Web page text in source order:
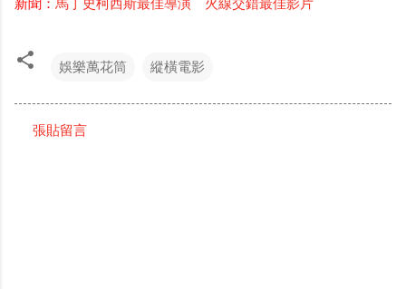
娛樂萬花筒 縱橫電影
張貼留言